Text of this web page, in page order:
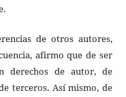
de otros autores,
afirmo que de ser
derechos de autor, de
terceros. Así mismo, de